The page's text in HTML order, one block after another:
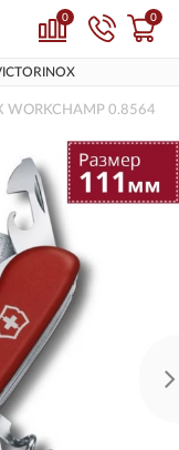
0 0
WORKCHAMP 0.8564